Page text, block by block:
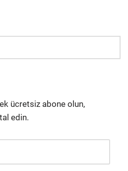
ücretsiz abone olun,
edin.